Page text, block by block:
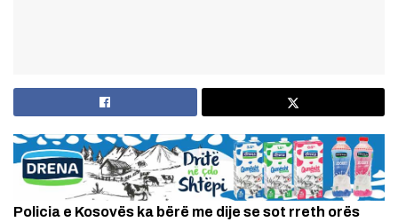
Policia e Kosovës ka bërë me dije se sot rreth orës